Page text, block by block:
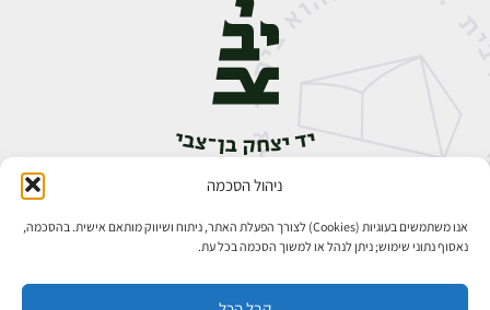
ניהול הסכמה
אנו משתמשים בעוגיות (Cookies) לצורך הפעלת האתר, ניתוח ושיווק מותאם אישית. בהסכמה,
נאסוף נתוני שימוש; ניתן לנהל או למשוך הסכמה בכל עת.
אבן גבירול 14, רחביה, ירושלים